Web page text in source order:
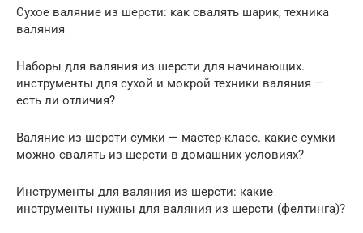
Сухое валяние из шерсти: как свалять шарик, техника
валяния
Наборы для валяния из шерсти для начинающих.
инструменты для сухой и мокрой техники валяния —
есть ли отличия?
Валяние из шерсти сумки — мастер-класс. какие сумки
можно свалять из шерсти в домашних условиях?
Инструменты для валяния из шерсти: какие
инструменты нужны для валяния из шерсти (фелтинга)?